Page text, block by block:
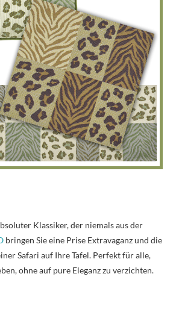
Klassiker, der niemals aus der
bringen Sie eine Prise Extravaganz und die
Safari auf Ihre Tafel. Perfekt für alle,
ohne auf pure Eleganz zu verzichten.